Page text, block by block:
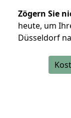
Zögern Sie
heute, um
Düsseldorf